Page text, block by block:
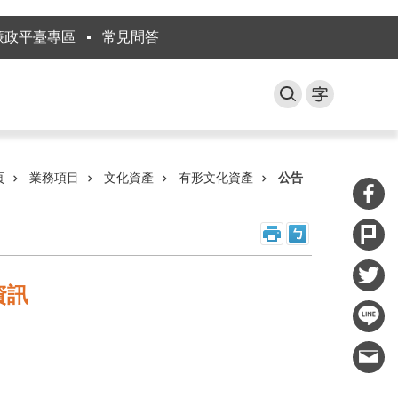
政平臺專區 常見問答
業務項目 文化資產 有形文化資產 公告
訊